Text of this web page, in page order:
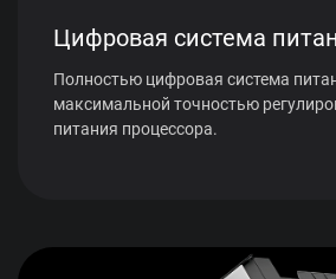
Цифровая система
Полностью цифровая система
максимальной точностью
питания процессора.